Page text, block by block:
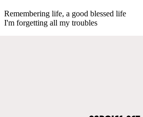
Remembering life, a good blessed life
I'm forgetting all my troubles